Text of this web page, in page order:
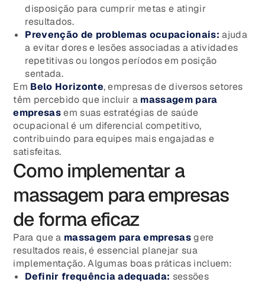
disposição para cumprir metas e atingir
resultados.
Prevenção de problemas ocupacionais: ajuda
a evitar dores e lesões associadas a atividades
repetitivas ou longos períodos em posição
sentada.
Em Belo Horizonte, empresas de diversos setores
têm percebido que incluir a massagem para
empresasem suas estratégias de saúde
ocupacional é um diferencial competitivo,
contribuindo para equipes mais engajadas e
satisfeitas.
Como implementar a
massagem para empresas
de forma eficaz
Para que a massagem para empresasgere
resultados reais, é essencial planejar sua
implementação. Algumas boas práticas incluem:
Definir frequência adequada: sessões